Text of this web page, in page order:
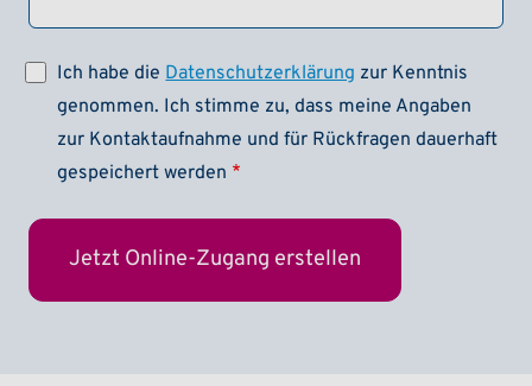
Ich habe dieDatenschutzerklärung zur Kenntnis
genommen. Ich stimme zu, dass meine Angaben
zur Kontaktaufnahme und für Rückfragen dauerhaft
gespeichert werden